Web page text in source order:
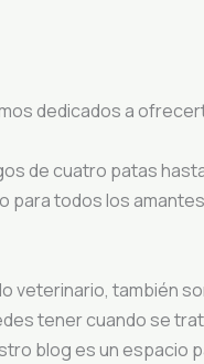
dedicados a
de cuatro patas
todos los
veterinario, también
tener cuando se
blog es un espacio